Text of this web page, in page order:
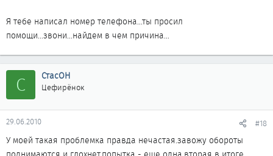
Я тебе написал номер телефона...ты просил
помощи...звони...найдем в чем причина...
С СтасОН
Цефирёнок
29.06.2010 #18
У моей такая проблемка правда нечастая.завожу обороты